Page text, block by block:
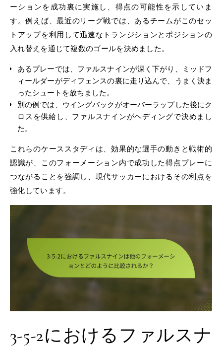
ーションを成功裏に実施し、得点の可能性を示していま
す。例えば、最近のリーグ戦では、あるチームがこのセッ
トアップを利用して迅速なトランジションとポジションの
入れ替えを通じて複数のゴールを決めました。
あるプレーでは、ファルスナインが深く下がり、ミッドフ
ィールダーがディフェンスの裏に走り込んで、うまく決ま
ったシュートを放ちました。
別の例では、ウイングバックがオーバーラップした後にク
ロスを供給し、ファルスナインがヘディングで決めまし
た。
これらのケーススタディは、効果的な選手の動きと戦術的
認識が、このフォーメーション内で成功した得点プレーに
つながることを強調し、現代サッカーにおけるその利点を
強化しています。
3-5-2におけるファルスナ